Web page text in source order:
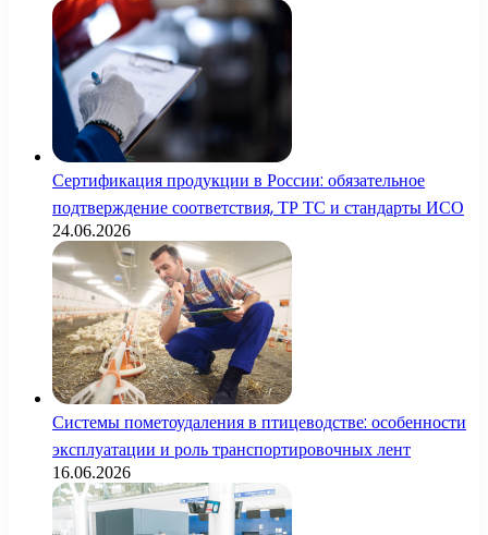
Сертификация продукции в России: обязательное
подтверждение соответствия, ТР ТС и стандарты ИСО
24.06.2026
Системы пометоудаления в птицеводстве: особенности
эксплуатации и роль транспортировочных лент
16.06.2026